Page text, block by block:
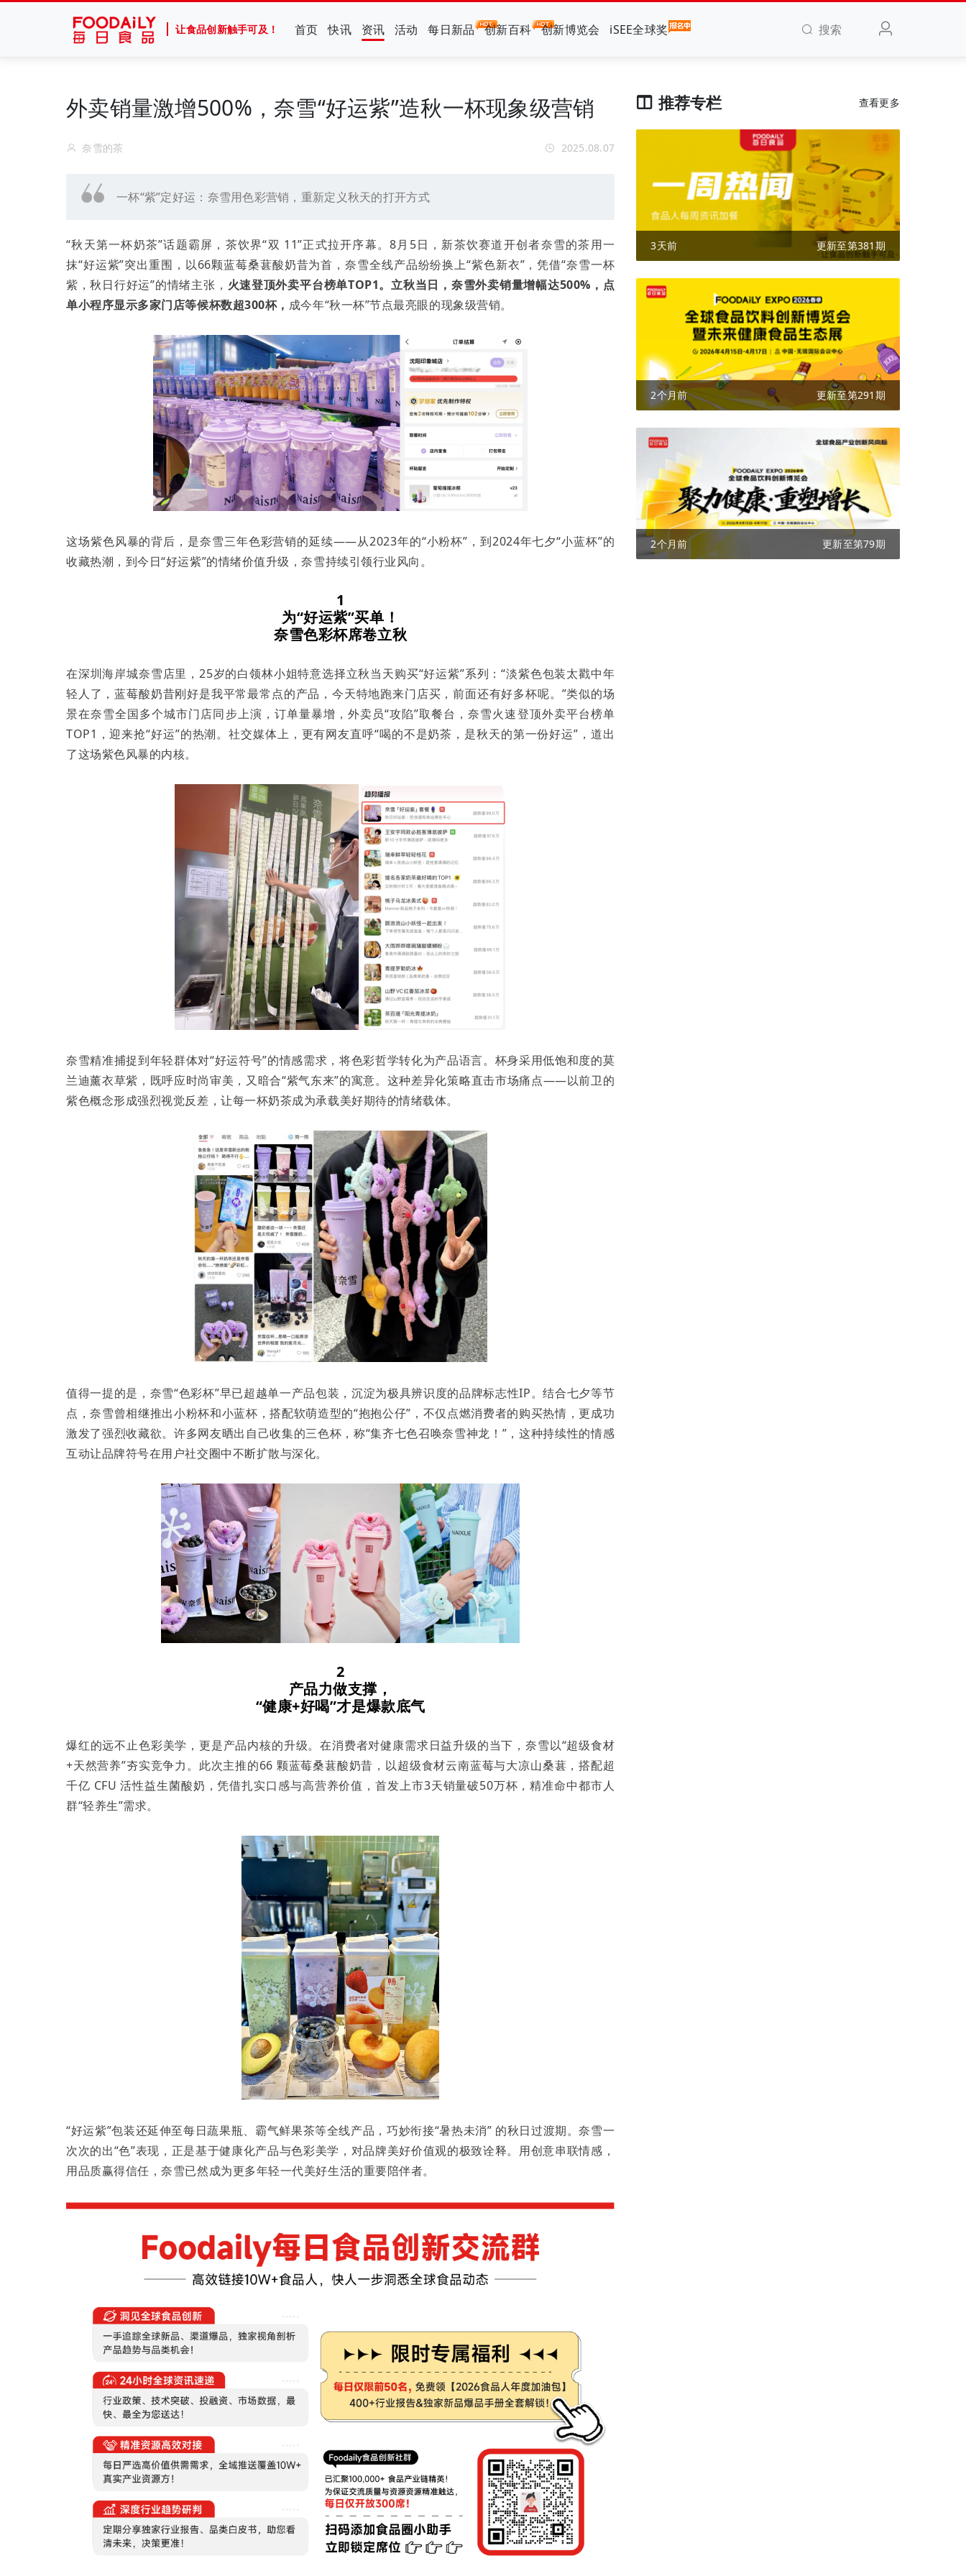
让食品创新触手可及！ 首页 快讯 资讯 活动 每日新品 创新百科 创新博览会 iSEE全球奖 搜索
外卖销量激增500%，奈雪“好运紫”造秋一杯现象级营销
奈雪的茶 2025.08.07
一杯“紫”定好运：奈雪用色彩营销，重新定义秋天的打开方式
“秋天第一杯奶茶”话题霸屏，茶饮界“双 11”正式拉开序幕。8月5日，新茶饮赛道开创者奈雪的茶用一
抹“好运紫”突出重围，以66颗蓝莓桑葚酸奶昔为首，奈雪全线产品纷纷换上“紫色新衣”，凭借“奈雪一杯
紫，秋日行好运”的情绪主张， 火速登顶外卖平台榜单TOP1。立秋当日，奈雪外卖销量增幅达500%， 点
单小程序显示多家门店等候杯数超300杯， 成今年“秋一杯”节点最亮眼的现象级营销。
这场紫色风暴的背后，是奈雪三年色彩营销的延续——从2023年的“小粉杯”，到2024年七夕“小蓝杯”的
收藏热潮，到今日“好运紫”的情绪价值升级，奈雪持续引领行业风向。
1
为“好运紫”买单！
奈雪色彩杯席卷立秋
在深圳海岸城奈雪店里，25岁的白领林小姐特意选择立秋当天购买“好运紫”系列：“淡紫色包装太戳中年
轻人了，蓝莓酸奶昔刚好是我平常最常点的产品，今天特地跑来门店买，前面还有好多杯呢。”类似的场
景在奈雪全国多个城市门店同步上演，订单量暴增，外卖员“攻陷”取餐台，奈雪火速登顶外卖平台榜单
TOP1，迎来抢“好运”的热潮。社交媒体上，更有网友直呼“喝的不是奶茶，是秋天的第一份好运”，道出
了这场紫色风暴的内核。
奈雪精准捕捉到年轻群体对“好运符号”的情感需求，将色彩哲学转化为产品语言。杯身采用低饱和度的莫
兰迪薰衣草紫，既呼应时尚审美，又暗合“紫气东来”的寓意。这种差异化策略直击市场痛点——以前卫的
紫色概念形成强烈视觉反差，让每一杯奶茶成为承载美好期待的情绪载体。
值得一提的是，奈雪“色彩杯”早已超越单一产品包装，沉淀为极具辨识度的品牌标志性IP。结合七夕等节
点，奈雪曾相继推出小粉杯和小蓝杯，搭配软萌造型的“抱抱公仔”，不仅点燃消费者的购买热情，更成功
激发了强烈收藏欲。许多网友晒出自己收集的三色杯，称“集齐七色召唤奈雪神龙！”，这种持续性的情感
互动让品牌符号在用户社交圈中不断扩散与深化。
2
产品力做支撑 ，
“健康+好喝”才是爆款底气
爆红的远不止色彩美学，更是产品内核的升级。在消费者对健康需求日益升级的当下，奈雪以“超级食材
+天然营养”夯实竞争力。此次主推的66 颗蓝莓桑葚酸奶昔，以超级食材云南蓝莓与大凉山桑葚，搭配超
千亿 CFU 活性益生菌酸奶，凭借扎实口感与高营养价值，首发上市3天销量破50万杯，精准命中都市人
群“轻养生”需求。
“好运紫”包装还延伸至每日蔬果瓶、霸气鲜果茶等全线产品，巧妙衔接“暑热未消” 的秋日过渡期。奈雪一
次次的出“色”表现，正是基于健康化产品与色彩美学，对品牌美好价值观的极致诠释。用创意串联情感，
用品质赢得信任，奈雪已然成为更多年轻一代美好生活的重要陪伴者。
推荐专栏 查看更多
3天前 更新至第381期
2个月前 更新至第291期
2个月前 更新至第79期